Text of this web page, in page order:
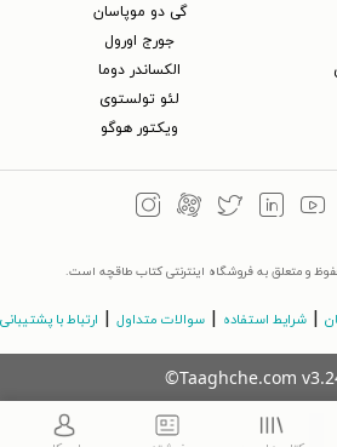
گی دو موپاسان
جورج اورول
الکساندر دوما
لئو تولستوی
ویکتور هوگو
و متعلق به فروشگاه اینترنتی کتاب طاقچه است.
شرایط استفاده سوالات متداول ارتباط با پشتیبانی
©Taaghche.com v